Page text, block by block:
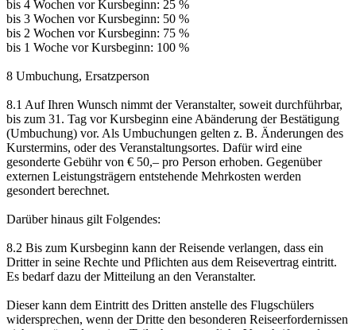
bis 4 Wochen vor Kursbeginn: 25 %
bis 3 Wochen vor Kursbeginn: 50 %
bis 2 Wochen vor Kursbeginn: 75 %
bis 1 Woche vor Kursbeginn: 100 %
8 Umbuchung, Ersatzperson
8.1 Auf Ihren Wunsch nimmt der Veranstalter, soweit durchführbar,
bis zum 31. Tag vor Kursbeginn eine Abänderung der Bestätigung
(Umbuchung) vor. Als Umbuchungen gelten z. B. Änderungen des
Kurstermins, oder des Veranstaltungsortes. Dafür wird eine
gesonderte Gebühr von € 50,– pro Person erhoben. Gegenüber
externen Leistungsträgern entstehende Mehrkosten werden
gesondert berechnet.
Darüber hinaus gilt Folgendes:
8.2 Bis zum Kursbeginn kann der Reisende verlangen, dass ein
Dritter in seine Rechte und Pflichten aus dem Reisevertrag eintritt.
Es bedarf dazu der Mitteilung an den Veranstalter.
Dieser kann dem Eintritt des Dritten anstelle des Flugschülers
widersprechen, wenn der Dritte den besonderen Reiseerfordernissen